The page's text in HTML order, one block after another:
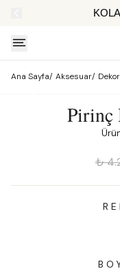
Ana Sayfa/ Aksesuar/
Pirinç
₺